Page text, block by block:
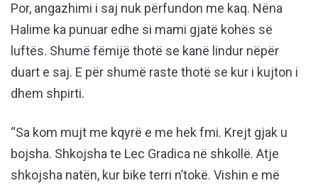
Por, angazhimi i saj nuk përfundon me kaq. Nëna
Halime ka punuar edhe si mami gjatë kohës së
luftës. Shumë fëmijë thotë se kanë lindur nëpër
duart e saj. E për shumë raste thotë se kur i kujton i
dhem shpirti.
“Sa kom mujt me kqyrë e me hek fmi. Krejt gjak u
bojsha. Shkojsha te Lec Gradica në shkollë. Atje
shkojsha natën, kur bike terri n’tokë. Vishin e më